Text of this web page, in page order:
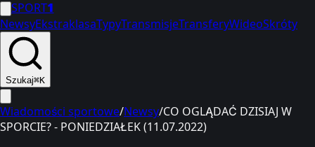
SPORT1
NewsyEkstraklasaTypyTransmisjeTransferyWideoSkróty
Szukaj⌘K
Wiadomości sportowe/Newsy/CO OGLĄDAĆ DZISIAJ W
SPORCIE? - PONIEDZIAŁEK (11.07.2022)